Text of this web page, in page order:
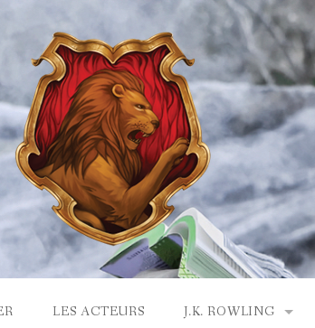
LES ACTEURS J.K. ROWLING